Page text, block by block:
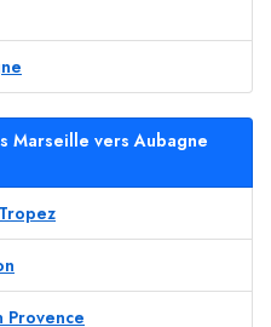
Marseille vers Aubagne
Provence